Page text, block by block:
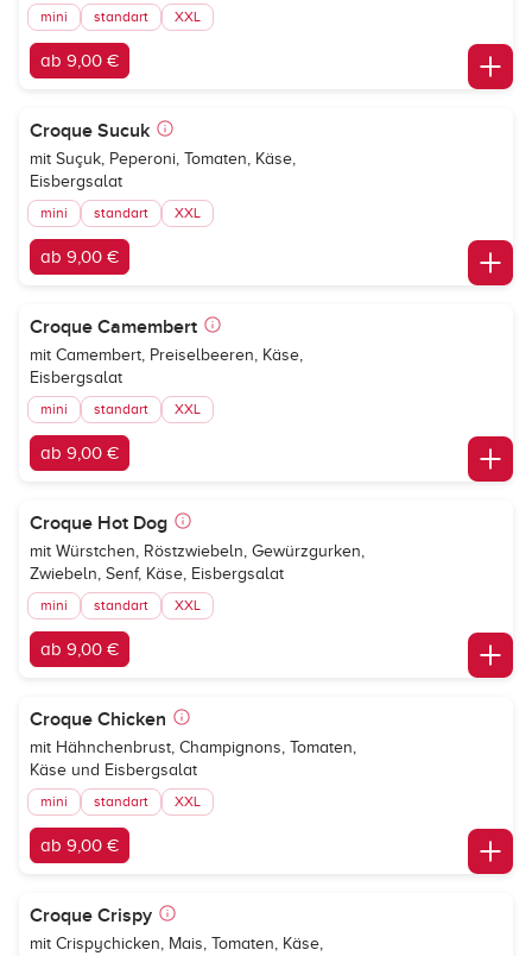
mini standart XXL
ab 9,00 €
Croque Sucuk
mit Suçuk, Peperoni, Tomaten, Käse,
Eisbergsalat
mini standart XXL
ab 9,00 €
Croque Camembert
mit Camembert, Preiselbeeren, Käse,
Eisbergsalat
mini standart XXL
ab 9,00 €
Croque Hot Dog
mit Würstchen, Röstzwiebeln, Gewürzgurken,
Zwiebeln, Senf, Käse, Eisbergsalat
mini standart XXL
ab 9,00 €
Croque Chicken
mit Hähnchenbrust, Champignons, Tomaten,
Käse und Eisbergsalat
mini standart XXL
ab 9,00 €
Croque Crispy
mit Crispychicken, Mais, Tomaten, Käse,